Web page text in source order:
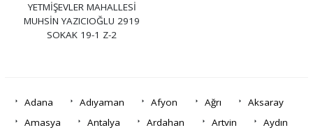
YETMİŞEVLER MAHALLESİ
MUHSİN YAZICIOĞLU 2919
SOKAK 19-1 Z-2
Adana Adıyaman Afyon Ağrı
Aksaray
Amasya
Antalya Ardahan Artvin
Aydın